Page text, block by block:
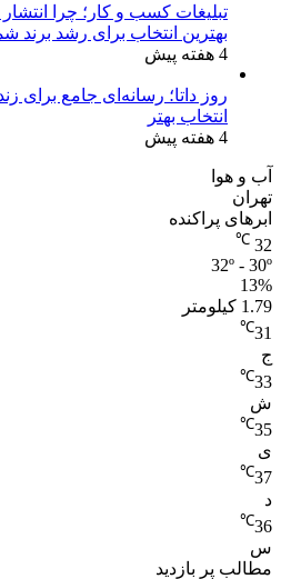
تبلیغات کسب و کار؛ چرا انتشار
بهترین انتخاب برای رشد برند
4 هفته پیش
روز داتا؛ رسانه‌ای جامع برای
انتخاب بهتر
4 هفته پیش
آب و هوا
تهران
ابرهای پراکنده
32
℃
32º - 30º
13%
1.79 کیلومتر
31
℃
ج
33
℃
ش
35
℃
ی
37
℃
د
36
℃
س
مطالب پر بازدید